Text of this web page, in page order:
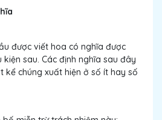
được viết hoa có nghĩa được
sau. Các định nghĩa sau đây
kể chúng xuất hiện ở số ít hay số